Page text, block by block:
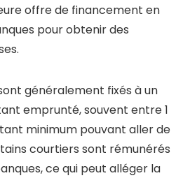
offre de financement en
pour obtenir des
généralement fixés à un
emprunté, souvent entre 1
minimum pouvant aller de
courtiers sont rémunérés
ce qui peut alléger la